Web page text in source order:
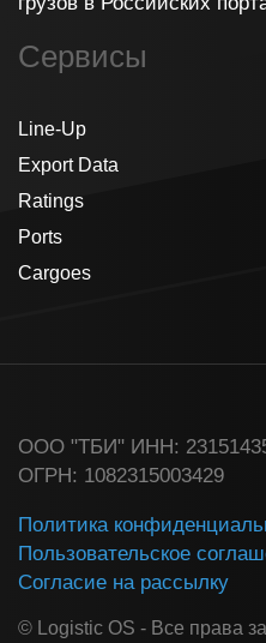
Сервисы
Line-Up
Export Data
Ratings
Ports
Cargoes
ООО "ТБИ" ИНН:
ОГРН: 1082315003429
Политика
Пользовательское
Согласие на рассылку
© Logistic OS - Все права